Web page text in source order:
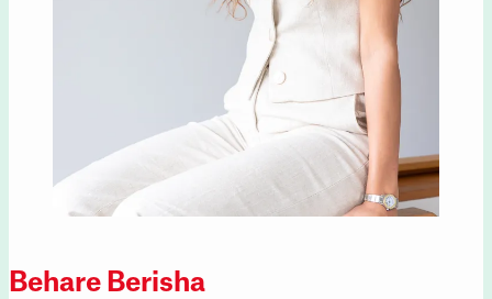
Behare Berisha